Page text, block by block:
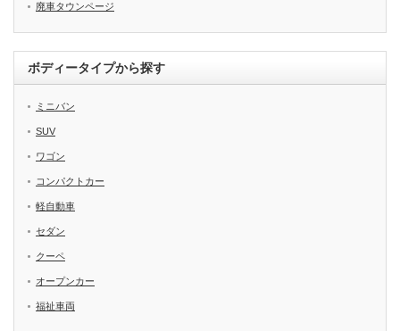
廃車タウンページ
ボディータイプから探す
ミニバン
SUV
ワゴン
コンパクトカー
軽自動車
セダン
クーペ
オープンカー
福祉車両